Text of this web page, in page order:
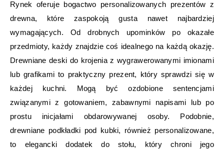
Rynek oferuje bogactwo personalizowanych prezentów z
drewna, które zaspokoją gusta nawet najbardziej
wymagających. Od drobnych upominków po okazałe
przedmioty, każdy znajdzie coś idealnego na każdą okazję.
Drewniane deski do krojenia z wygrawerowanymi imionami
lub grafikami to praktyczny prezent, który sprawdzi się w
każdej kuchni. Mogą być ozdobione sentencjami
związanymi z gotowaniem, zabawnymi napisami lub po
prostu inicjałami obdarowywanej osoby. Podobnie,
drewniane podkładki pod kubki, również personalizowane,
to elegancki dodatek do stołu, który chroni jego